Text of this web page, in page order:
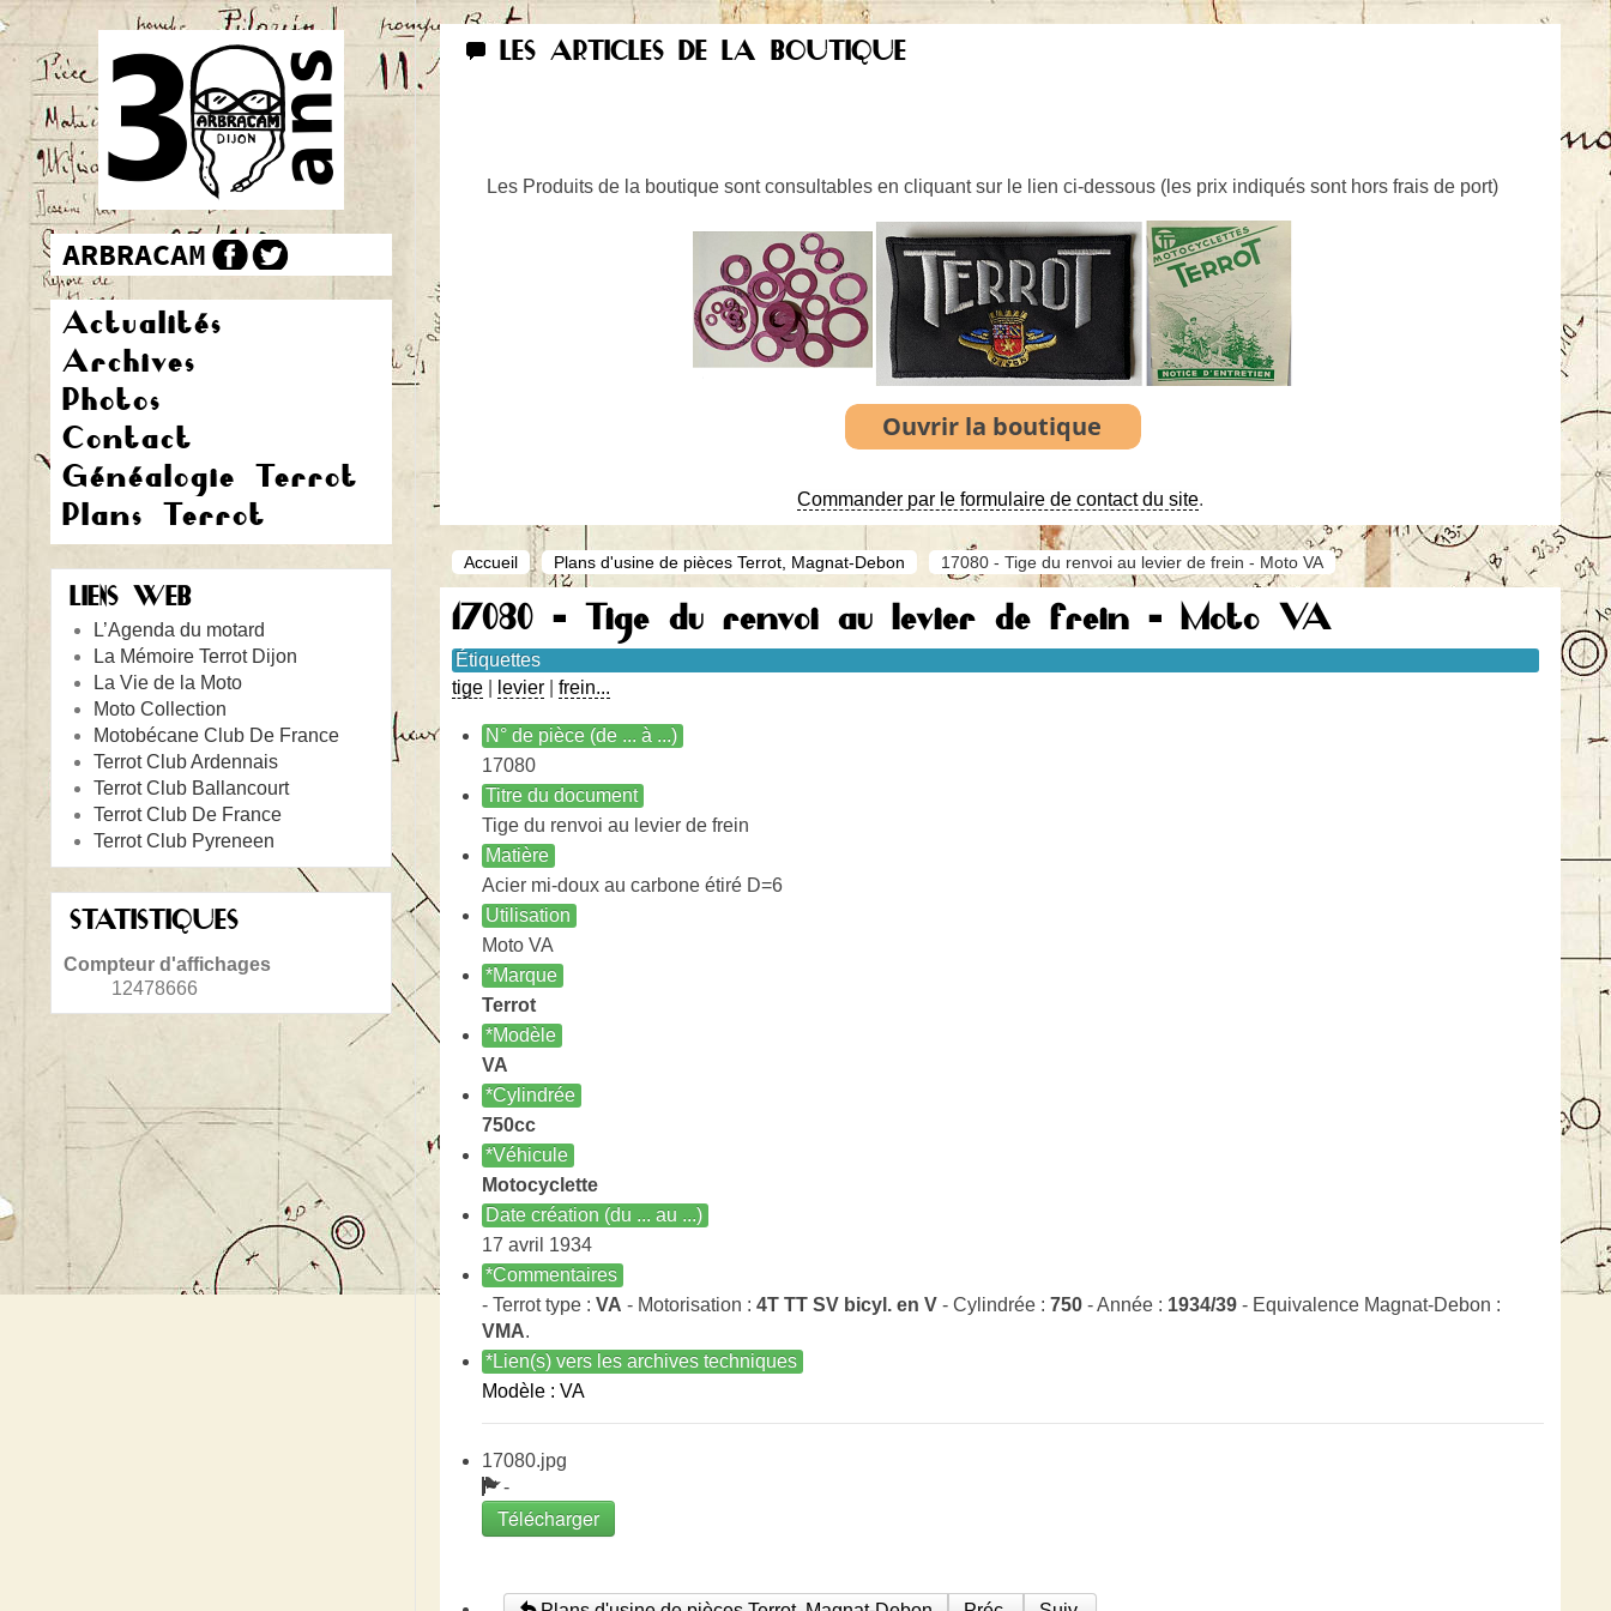
Actualités
Archives
Photos
Contact
Généalogie Terrot
Plans Terrot
LIENS WEB
L’Agenda du motard
La Mémoire Terrot Dijon
La Vie de la Moto
Moto Collection
Motobécane Club De France
Terrot Club Ardennais
Terrot Club Ballancourt
Terrot Club De France
Terrot Club Pyreneen
STATISTIQUES
Compteur d'affichages
12478666
LES ARTICLES DE LA BOUTIQUE
Les Produits de la boutique sont consultables en cliquant sur le lien ci-dessous ( les prix indiqués sont hors frais de port)
Commander par le formulaire de contact du site.
Accueil Plans d'usine de pièces Terrot, Magnat-Debon 17080 - Tige du renvoi au levier de frein - Moto VA
17080 - Tige du renvoi au levier de frein - Moto VA
Étiquettes
tige
levier frein...
N° de pièce (de ... à ...)
17080
Titre du document
Tige du renvoi au levier de frein
Matière
Acier mi-doux au carbone étiré D=6
Utilisation
Moto VA
*Marque
Terrot
*Modèle
VA
*Cylindrée
750cc
*Véhicule
Motocyclette
Date création (du ... au ...)
17 avril 1934
*Commentaires
- Terrot type : VA - Motorisation : 4T TT SV bicyl. en V - Cylindrée : 750 - Année : 1934/39 - Equivalence Magnat-Debon :
VMA.
*Lien(s) vers les archives techniques
Modèle : VA
17080.jpg
-
Télécharger